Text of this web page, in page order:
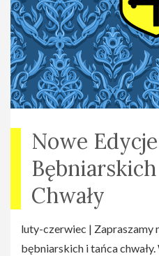
Nowe
Chwały
luty-czerwiec | Zapraszamy
bębniarskich i tańca